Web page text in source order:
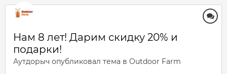
Нам 8 лет! Дарим скидку 20% и
подарки!
Аутдорыч опубликовал тема в Outdoor Farm